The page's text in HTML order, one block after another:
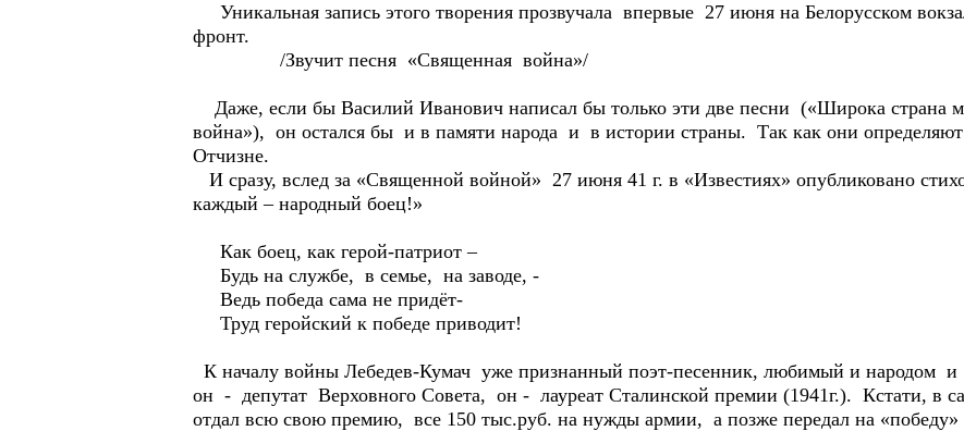
Уникальная запись этого творения прозвучала впервые 27 июня на Белорусском
фронт.
/Звучит песня «Священная война»/
Даже, если бы Василий Иванович написал бы только эти две песни («Широка страна
война»), он остался бы и в памяти народа и в истории страны. Так как они определяют
Отчизне.
И сразу, вслед за «Священной войной» 27 июня 41 г. в «Известиях» опубликовано
каждый – народный боец!»
Как боец, как герой-патриот –
Будь на службе, в семье, на заводе, -
Ведь победа сама не придёт-
Труд геройский к победе приводит!
К началу войны Лебедев-Кумач уже признанный поэт-песенник, любимый и народом и
он - депутат Верховного Совета, он - лауреат Сталинской премии (1941г.). Кстати, в
отдал всю свою премию, все 150 тыс.руб. на нужды армии, а позже передал на «победу»